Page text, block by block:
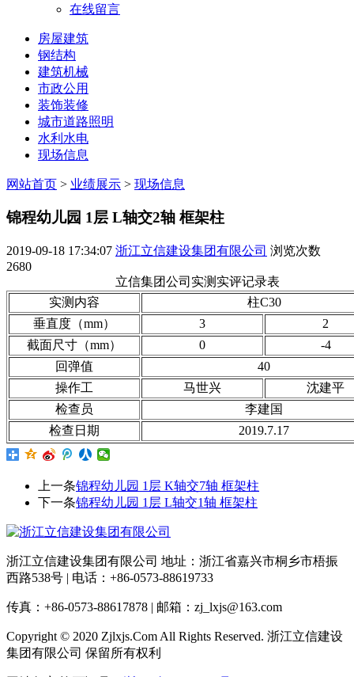
在线留言
房屋建筑
钢结构
建筑机械
市政公用
装饰装修
城市道路照明
水利水电
现场信息
网站首页 > 业绩展示 > 现场信息
锦程幼儿园 1层 L轴交2轴 框架柱
2019-09-18 17:34:07 浙江立信建设集团有限公司 浏览次数
2680
立信集团公司实测实评记录表
实测内容
柱C30
垂直度（mm）
3
2
截面尺寸（mm）
0
-4
回弹值
40
操作工
马世兴
沈建平
检查员
李建国
检查日期
2019.7.17
上一条锦程幼儿园 1层 K轴交7轴 框架柱
下一条锦程幼儿园 1层 L轴交1轴 框架柱
浙江立信建设集团有限公司 地址：浙江省嘉兴市桐乡市梧振
西路538号 | 电话：+86-0573-88619733
传真：+86-0573-88617878 | 邮箱：zj_lxjs@163.com
Copyright © 2020 Zjlxjs.Com All Rights Reserved. 浙江立信建设
集团有限公司 保留所有权利